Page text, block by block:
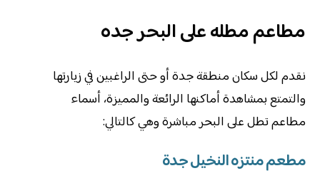
مطاعم مطله على البحر جده
نقدم لكل سكان منطقة جدة أو حتى الراغبين في زيارتها
والتمتع بمشاهدة أماكنها الرائعة والمميزة، أسماء
مطاعم تطل على البحر مباشرة وهي كالتالي:
مطعم منتزه النخيل جدة